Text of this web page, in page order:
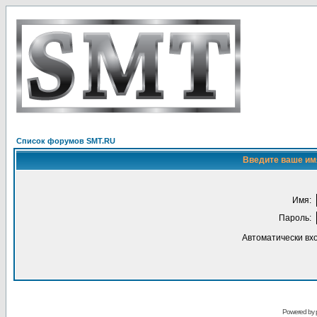
Список форумов SMT.RU
Введите ваше
Имя:
Пароль:
Автоматически
Powered by